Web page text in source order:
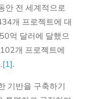
안 전 세계적으로
개 프로젝트에 대
억 달러에 달했으
개 프로젝트에
[1].
기반을 구축하기